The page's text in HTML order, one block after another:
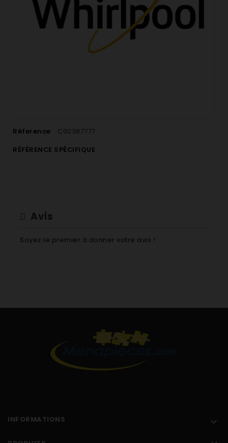
Réference C00387777
RÉFÉRENCE SPÉCIFIQUE
Avis
Soyez le premier à donner votre avis !
INFORMATIONS 